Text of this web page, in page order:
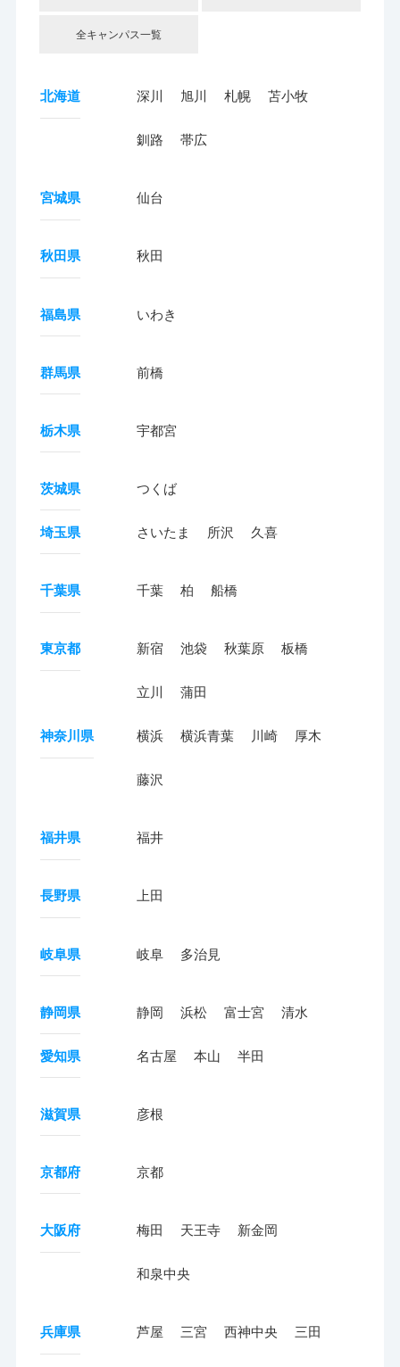
全キャンパス一覧
北海道 深川 旭川 札幌 苫小牧
釧路 帯広
宮城県 仙台
秋田県 秋田
福島県 いわき
群馬県 前橋
栃木県 宇都宮
茨城県 つくば
埼玉県 さいたま 所沢 久喜
千葉県 千葉 柏 船橋
東京都 新宿 池袋 秋葉原 板橋
立川 蒲田
神奈川県 横浜 横浜青葉 川崎 厚木
藤沢
福井県 福井
長野県 上田
岐阜県 岐阜 多治見
静岡県 静岡 浜松 富士宮 清水
愛知県 名古屋 本山 半田
滋賀県 彦根
京都府 京都
大阪府 梅田 天王寺 新金岡
和泉中央
兵庫県 芦屋 三宮 西神中央 三田